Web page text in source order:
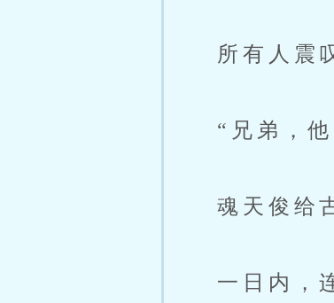
所有人震叹
“兄弟，他
魂天俊给古
一日内，连